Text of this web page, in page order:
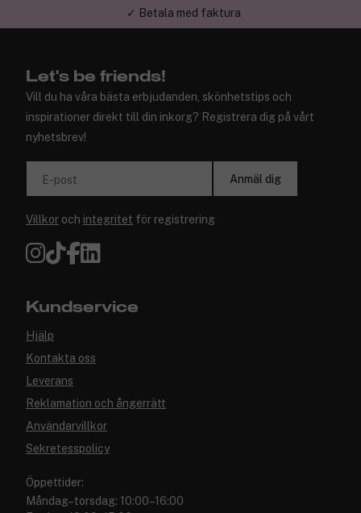
✓ Betala med faktura
Let's be friends!
Vill du ha våra bästa erbjudanden, skönhetstips och
inspirationer direkt till din inkorg? Registrera dig på vårt
nyhetsbrev!
E-post Anmäl dig
Villkor och integritet för registrering
Kundservice
Hjälp
Kontakta oss
Leverans
Reklamation och ångerrätt
Användarvillkor
Sekretesspolicy
Öppettider:
Måndag–torsdag: 10:00–16:00